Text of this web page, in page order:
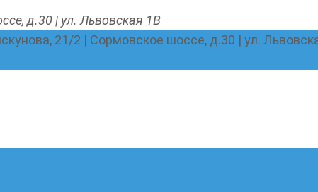
д.30 | ул. Львовская 1В
21/2 | Сормовское шоссе, д.30 | ул.